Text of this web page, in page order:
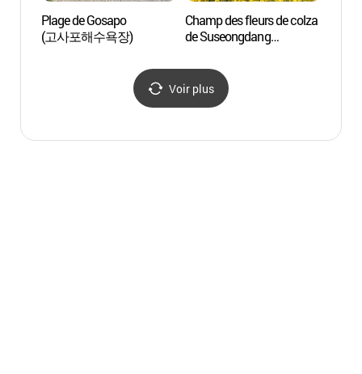
Plage de Gosapo
(고사포해수욕장)
Champ des fleurs de colza
de Suseongdang
Voir plus